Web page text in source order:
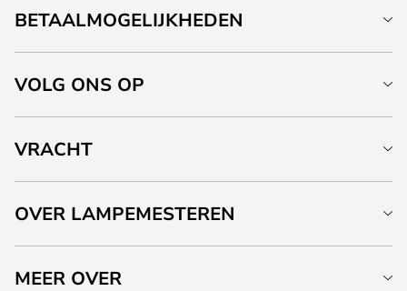
BETAALMOGELIJKHEDEN
VOLG ONS OP
VRACHT
OVER LAMPEMESTEREN
MEER OVER